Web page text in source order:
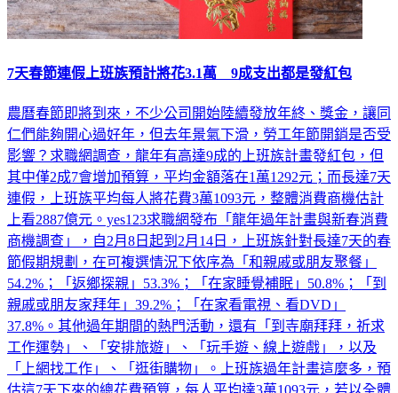
仁們能夠開心過好年，但去年景氣下滑，勞工年節開銷是否受
影響？求職網調查，龍年有高達9成的上班族計畫發紅包，但
其中僅2成7會增加預算，平均金額落在1萬1292元；而長達7天
連假，上班族平均每人將花費3萬1093元，整體消費商機估計
上看2887億元。yes123求職網發布「龍年過年計畫與新春消費
商機調查」，自2月8日起到2月14日，上班族針對長達7天的春
節假期規劃，在可複選情況下依序為「和親戚或朋友聚餐」
54.2%；「返鄉探親」53.3%；「在家睡覺補眠」50.8%；「到
親戚或朋友家拜年」39.2%；「在家看電視、看DVD」
37.8%。其他過年期間的熱門活動，還有「到寺廟拜拜，祈求
工作運勢」、「安排旅遊」、「玩手遊、線上遊戲」，以及
「上網找工作」、「逛街購物」。上班族過年計畫這麼多，預
估這7天下來的總花費預算，每人平均達3萬1093元，若以全體